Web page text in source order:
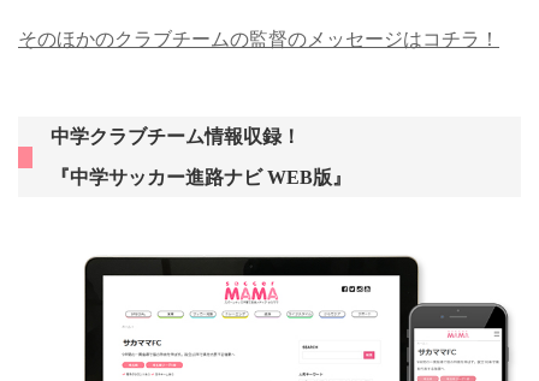
そのほかのクラブチームの監督のメッセージはコチラ！
中学クラブチーム情報収録！
『中学サッカー進路ナビ WEB版』